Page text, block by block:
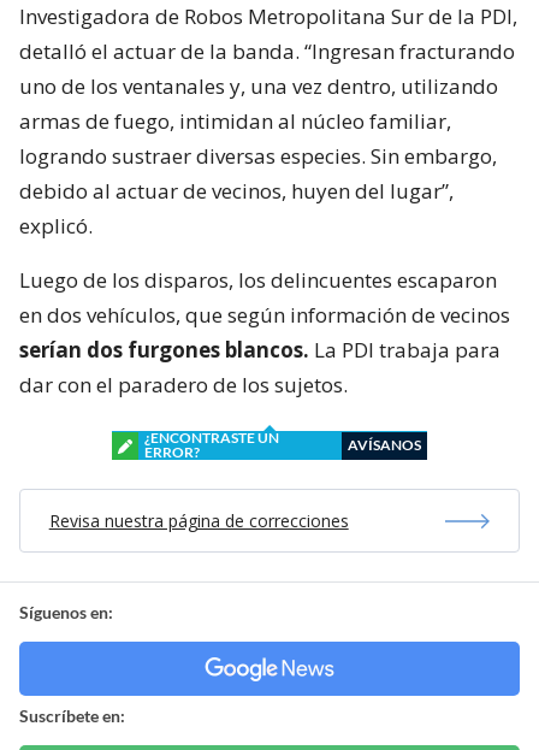
Investigadora de Robos Metropolitana Sur de la PDI,
detalló el actuar de la banda. “Ingresan fracturando
uno de los ventanales y, una vez dentro, utilizando
armas de fuego, intimidan al núcleo familiar,
logrando sustraer diversas especies. Sin embargo,
debido al actuar de vecinos, huyen del lugar”,
explicó.
Luego de los disparos, los delincuentes escaparon
en dos vehículos, que según información de vecinos
serían dos furgones blancos. La PDI trabaja para
dar con el paradero de los sujetos.
¿ENCONTRASTE UN
ERROR?
AVÍSANOS
Revisa nuestra página de correcciones
Síguenos en:
Suscríbete en: